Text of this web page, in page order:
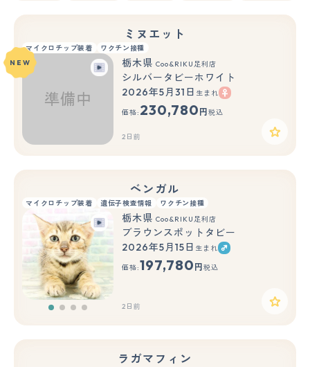
ミヌエット
マイクロチップ装着
ワクチン接種
NEW
栃木県 Coo&RIKU足利店
シルバータビーホワイト
2026年5月31日 生まれ
価格: 230,780 円 税込
2日前
ベンガル
マイクロチップ装着 遺伝子検査情報 ワクチン接種
栃木県 Coo&RIKU足利店
ブラウンスポットタビー
2026年5月15日 生まれ
価格:197,780 円 税込
2日前
ラガマフィン